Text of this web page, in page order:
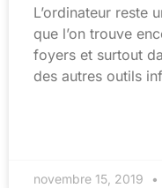
L’ordinateur reste
que l’on trouve
foyers et surtout
des autres outils
novembre 15, 2019